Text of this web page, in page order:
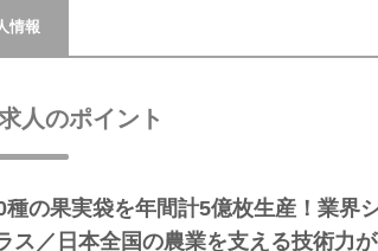
情報
人のポイント
種の果実袋を年間計5億枚生産！業界
ス／日本全国の農業を支える技術力